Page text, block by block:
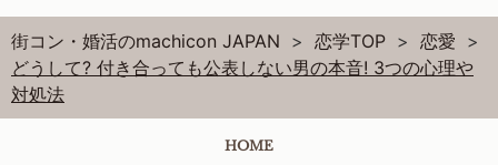
街コン・婚活のmachicon JAPAN 恋学TOP
恋愛
どうして? 付き合っても公表しない男の本音! 3つの心理や
対処法
HOME